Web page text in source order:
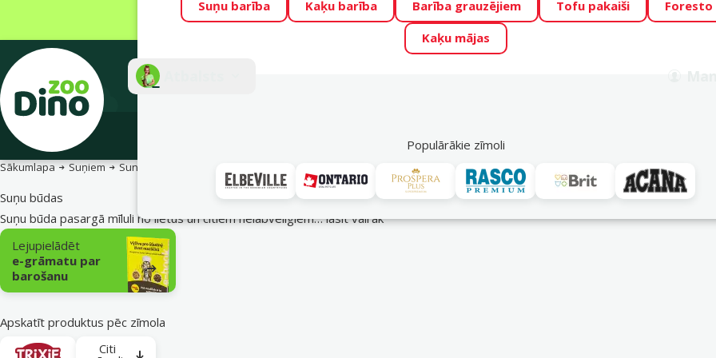
Visu mēnesi Dino Zoo piedāvā lieliskas cenas mīluļu TOP barībām! 🍖 →
Fotokonkurss “GADA ŪSAIŅI”! Varbūt tieši Tavs mīlulis būs 2027. gada
Suņu barība Kaķu barība Barība grauzējiem Tofu pakaiši
Foresto
Kaķu mājas
Populārākie zīmoli
Akciju piedāvājumi
Sākumlapa Suņiem Suns pagalmā
Suņu būdas
Suņu būda pasargā mīluli no lietus un citiem nelabvēlīgiem…lasīt vairāk
Apakškategorija
Lejupielādēt
e-grāmatu par
barošanu
Apskatīt produktus pēc zīmola
Citi